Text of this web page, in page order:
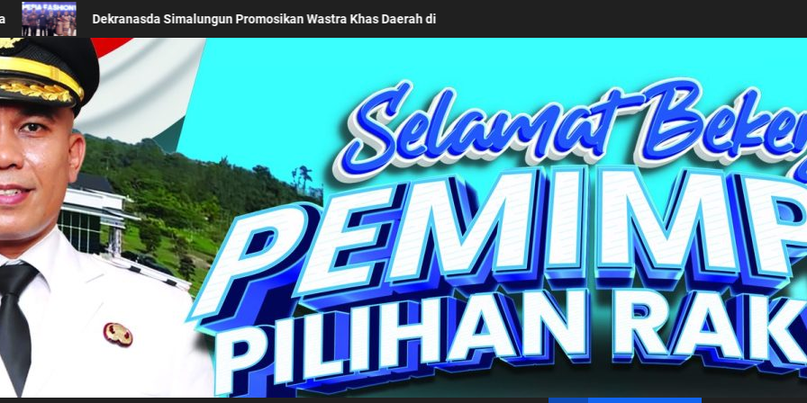
Fashion Week 2026 Keseriusan Pemkab Simalungun bersama Kemendagri Kawal Investasi Cable Car Danau Toba
Simalungun